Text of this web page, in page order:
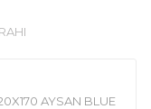
AYSAN BLUE